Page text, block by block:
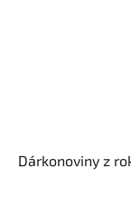
Dárkonoviny z